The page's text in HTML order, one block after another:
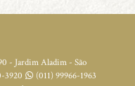
- Jardim Aladim - São
3920
(011) 99966-1963